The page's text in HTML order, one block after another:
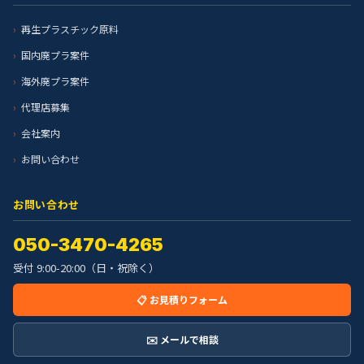
再生プラスチック原料
国内廃プラ案件
海外廃プラ案件
代理店募集
会社案内
お問い合わせ
お問い合わせ
050-3470-4265
受付 9:00-20:00（日・祝除く）
📋 お見積りフォーム
✉️ メールで相談